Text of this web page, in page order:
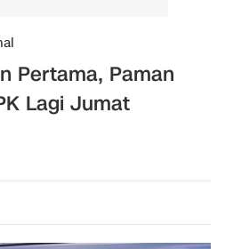
Pertama, Paman
Lagi Jumat